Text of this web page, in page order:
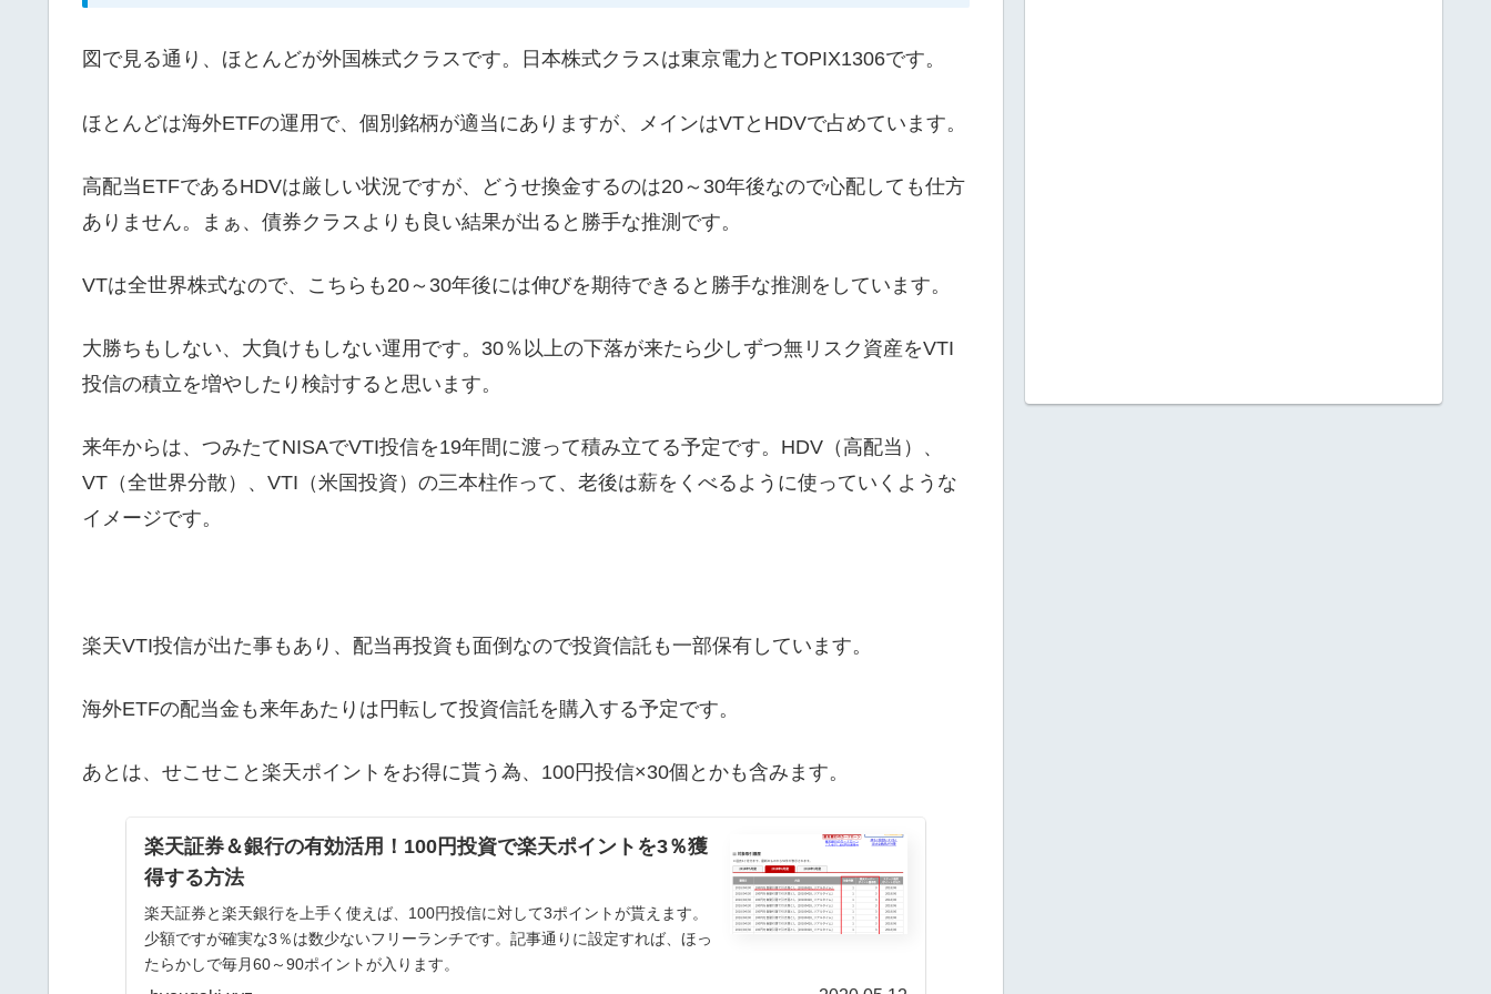
図で見る通り、ほとんどが外国株式クラスです。日本株式クラスは東京電力とTOPIX1306です。
ほとんどは海外ETFの運用で、個別銘柄が適当にありますが、メインはVTとHDVで占めています。
高配当ETFであるHDVは厳しい状況ですが、どうせ換金するのは20～30年後なので心配しても仕方
ありません。まぁ、債券クラスよりも良い結果が出ると勝手な推測です。
VTは全世界株式なので、こちらも20～30年後には伸びを期待できると勝手な推測をしています。
大勝ちもしない、大負けもしない運用です。30％以上の下落が来たら少しずつ無リスク資産をVTI
投信の積立を増やしたり検討すると思います。
来年からは、つみたてNISAでVTI投信を19年間に渡って積み立てる予定です。HDV（高配当）、
VT（全世界分散）、VTI（米国投資）の三本柱作って、老後は薪をくべるように使っていくような
イメージです。
楽天VTI投信が出た事もあり、配当再投資も面倒なので投資信託も一部保有しています。
海外ETFの配当金も来年あたりは円転して投資信託を購入する予定です。
あとは、せこせこと楽天ポイントをお得に貰う為、100円投信×30個とかも含みます。
楽天証券＆銀行の有効活用！100円投資で楽天ポイントを3％獲
得する方法
楽天証券と楽天銀行を上手く使えば、100円投信に対して3ポイントが貰えます。
少額ですが確実な3％は数少ないフリーランチです。記事通りに設定すれば、ほっ
たらかしで毎月60～90ポイントが入ります。